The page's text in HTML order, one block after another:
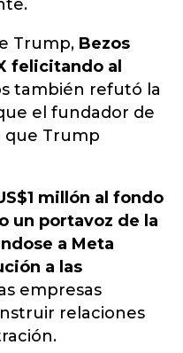
Trump, Bezos
felicitando al
también refutó la
el fundador de
que Trump
millón al fondo
un portavoz de la
a Meta
a las
empresas
relaciones